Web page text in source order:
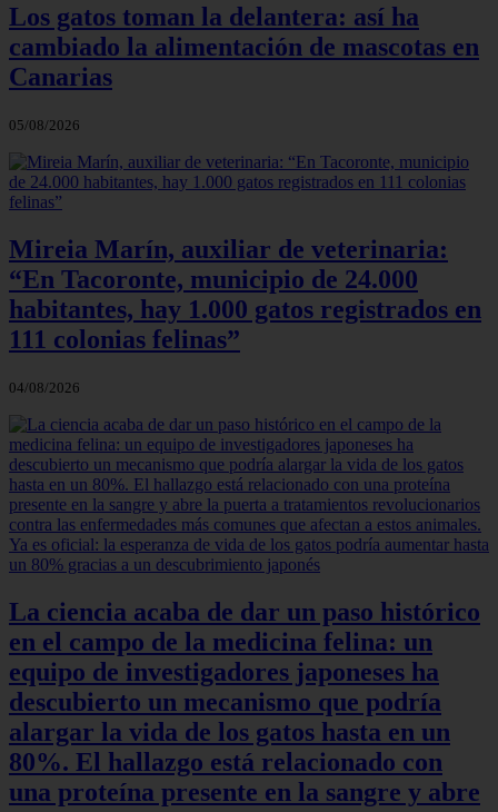
Los gatos toman la delantera: así ha
cambiado la alimentación de mascotas en
Canarias
05/08/2026
Mireia Marín, auxiliar de veterinaria:
“En Tacoronte, municipio de 24.000
habitantes, hay 1.000 gatos registrados en
111 colonias felinas”
04/08/2026
La ciencia acaba de dar un paso histórico
en el campo de la medicina felina: un
equipo de investigadores japoneses ha
descubierto un mecanismo que podría
alargar la vida de los gatos hasta en un
80%. El hallazgo está relacionado con
una proteína presente en la sangre y abre